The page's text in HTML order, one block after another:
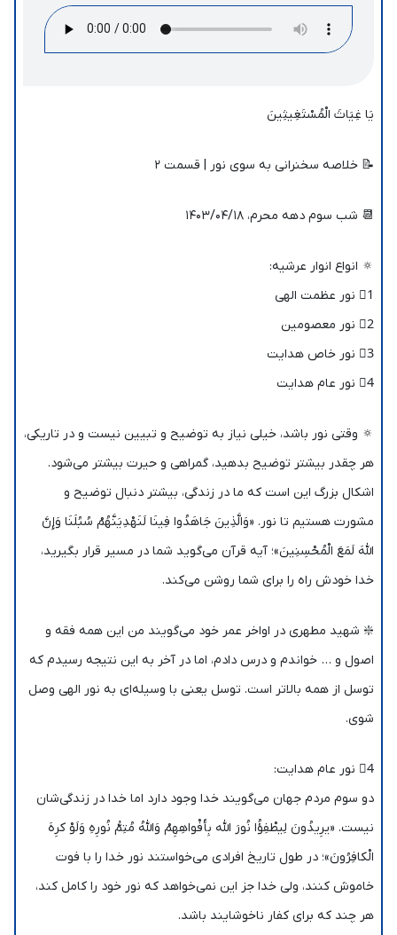
یَا غِیَاثَ الْمُسْتَغِیثِینَ
📝 خلاصه سخنرانی به سوی نور | قسمت ۲
📆 شب سوم دهه محرم، ۱۴۰۳/۰۴/۱۸
🔅 انواع انوار عرشیه:
1⃣ نور عظمت الهی
2⃣ نور معصومین
3⃣ نور خاص هدایت
4⃣ نور عام هدایت
🔅 وقتی نور باشد، خیلی نیاز به توضیح و تبیین نیست و در تاریکی،
هر چقدر بیشتر توضیح بدهید، گمراهی و حیرت بیشتر می‌شود.
اشکال بزرگ این است که ما در زندگی، بیشتر دنبال توضیح و
مشورت هستیم تا نور. «وَالَّذِينَ جَاهَدُوا فِينَا لَنَهْدِيَنَّهُمْ سُبُلَنَا وَإِنَّ
اللَّهَ لَمَعَ الْمُحْسِنِينَ»؛ آیه قرآن می‌گوید شما در مسیر قرار بگیرید،
خدا خودش راه را برای شما روشن می‌کند.
❇️ شهید مطهری در اواخر عمر خود می‌گویند من این همه فقه و
اصول و … خواندم و درس دادم، اما در آخر به این نتیجه رسیدم که
توسل از همه بالاتر است. توسل یعنی با وسیله‌ای به نور الهی وصل
شوی.
4⃣ نور عام هدایت:
دو سوم مردم جهان می‌گویند خدا وجود دارد اما خدا در زندگی‌شان
نیست. «یرِیدُونَ لِیطْفِؤُا نُورَ الله بِأَفْواهِهِمْ وَاللهُ مُتِمُّ نُورِهِ وَلَوْ کرِهَ
الْکافِرُونَ»؛ در طول تاریخ افرادی می‌خواستند نور خدا را با فوت
خاموش کنند، ولی خدا جز این نمی‌خواهد که نور خود را کامل کند،
هر چند که برای کفار ناخوشایند باشد.